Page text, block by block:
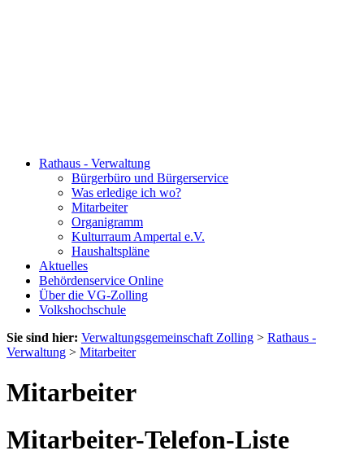
Rathaus - Verwaltung
Bürgerbüro und Bürgerservice
Was erledige ich wo?
Mitarbeiter
Organigramm
Kulturraum Ampertal e.V.
Haushaltspläne
Aktuelles
Behördenservice Online
Über die VG-Zolling
Volkshochschule
Sie sind hier: Verwaltungsgemeinschaft Zolling > Rathaus -
Verwaltung > Mitarbeiter
Mitarbeiter
Mitarbeiter-Telefon-Liste